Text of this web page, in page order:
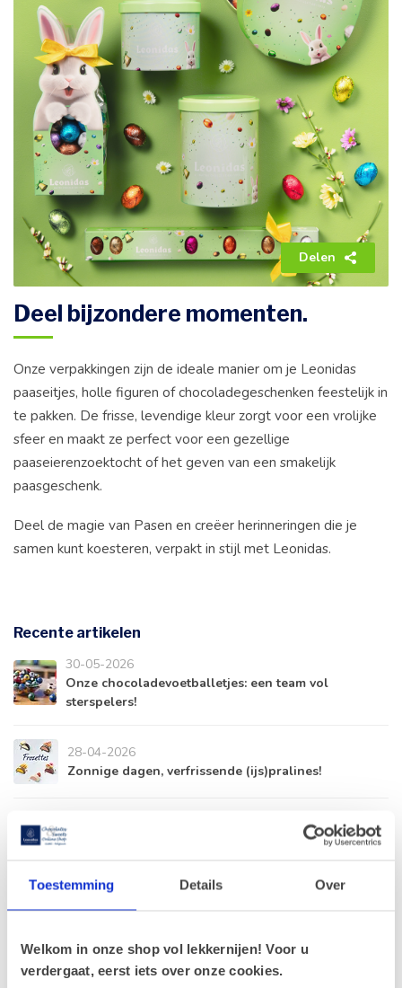
Toestemming Details Over
Welkom in onze shop vol lekkernijen! Voor u
verdergaat, eerst iets over onze cookies.
Delen
Deel bijzondere momenten​.
Onze verpakkingen zijn de ideale manier om je Leonidas
paaseitjes, holle figuren of chocoladegeschenken feestelijk in
te pakken. De frisse, levendige kleur zorgt voor een vrolijke
sfeer en maakt ze perfect voor een gezellige
paaseierenzoektocht of het geven van een smakelijk
paasgeschenk.​
Deel de magie van Pasen en creëer herinneringen die je
samen kunt koesteren, verpakt in stijl met Leonidas.
Recente artikelen
30-05-2026
Onze chocoladevoetballetjes: een team vol
sterspelers!
28-04-2026
Zonnige dagen, verfrissende (ijs)pralines!
10-04-2026
Een ballotin valt altijd in de smaak.
23-02-2026